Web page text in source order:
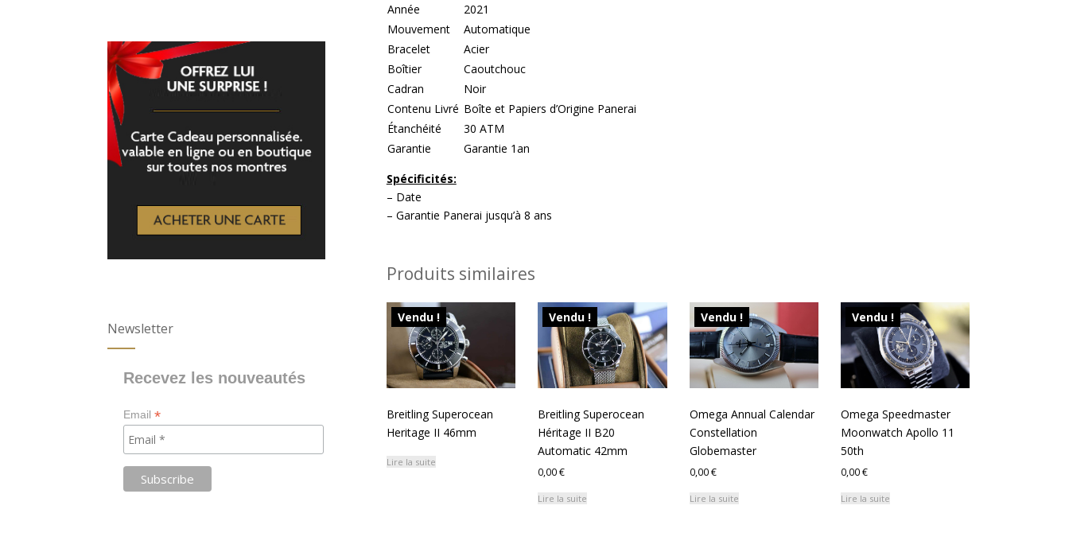
Année
2021
Mouvement
Automatique
Bracelet
Acier
Boîtier
Caoutchouc
Cadran
Noir
Contenu Livré Boîte et Papiers d’Origine Panerai
Étanchéité
30 ATM
Garantie
Garantie 1an
Spécificités:
– Date
– Garantie Panerai jusqu’à 8 ans
Produits similaires
Vendu !
Breitling Superocean
Heritage II 46mm
Lire la suite
Vendu !
Breitling Superocean
Héritage II B20
Automatic 42mm
0,00€
Lire la suite
Vendu !
Omega Annual Calendar
Constellation
Globemaster
0,00€
Lire la suite
Vendu !
Omega Speedmaster
Moonwatch Apollo 11
50th
0,00€
Lire la suite
Newsletter
Recevez les nouveautés
Email*